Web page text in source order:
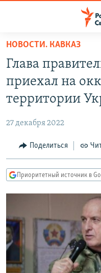
упрощенного
доступа
основному
Вернутся
Вернутся
ПОДКАСТЫ
АВТОРСКИЕ ПРОЕКТЫ
МНЕНИЯ
КУЛЬТУРА
КАВКАЗ.РЕАЛИИ
СИБИРЬ.РЕАЛИИ
РАСПИСАНИЕ
ПОДПИШИТЕСЬ НА
НОВОСТИ. КАВКАЗ
Глава
приехал на
территории
27 декабря 2022
Поделиться
Приоритетный источник в